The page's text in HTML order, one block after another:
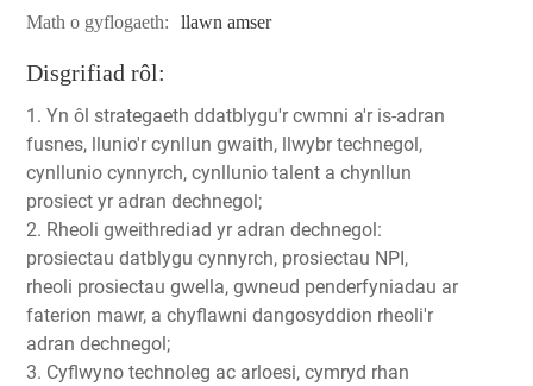
Math o gyflogaeth:
llawn amser
Disgrifiad rôl:
1. Yn ôl strategaeth ddatblygu'r cwmni a'r is-adran
fusnes, llunio'r cynllun gwaith, llwybr technegol,
cynllunio cynnyrch, cynllunio talent a chynllun
prosiect yr adran dechnegol;
2. Rheoli gweithrediad yr adran dechnegol:
prosiectau datblygu cynnyrch, prosiectau NPI,
rheoli prosiectau gwella, gwneud penderfyniadau ar
faterion mawr, a chyflawni dangosyddion rheoli'r
adran dechnegol;
3. Cyflwyno technoleg ac arloesi, cymryd rhan